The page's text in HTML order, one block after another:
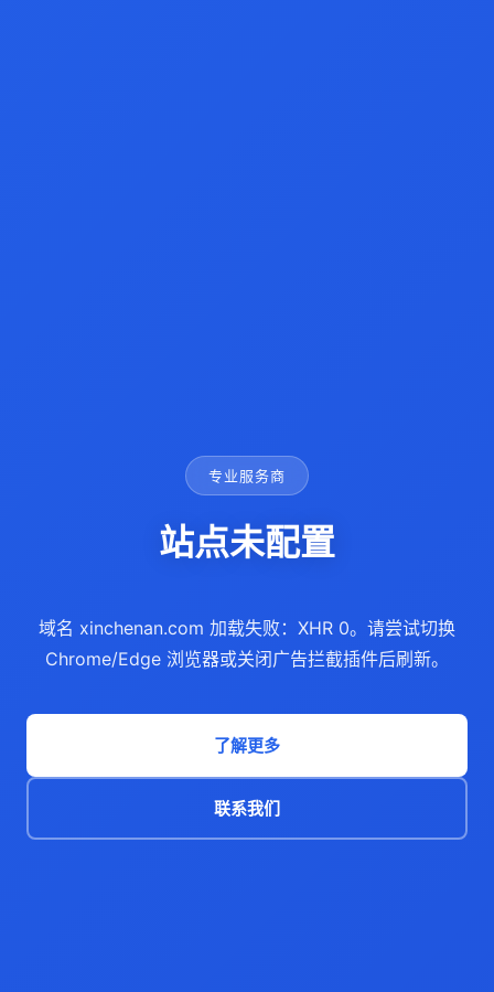
专业服务商
站点未配置
域名 xinchenan.com 加载失败：XHR 0。请尝试切换
Chrome/Edge 浏览器或关闭广告拦截插件后刷新。
了解更多
联系我们